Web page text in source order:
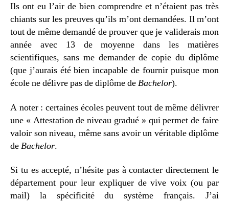
Ils ont eu l’air de bien comprendre et n’étaient pas très
chiants sur les preuves qu’ils m’ont demandées. Il m’ont
tout de même demandé de prouver que je validerais mon
année avec 13 de moyenne dans les matières
scientifiques, sans me demander de copie du diplôme
(que j’aurais été bien incapable de fournir puisque mon
école ne délivre pas de diplôme deBachelor).
A noter : certaines écoles peuvent tout de même délivrer
une « Attestation de niveau gradué » qui permet de faire
valoir son niveau, même sans avoir un véritable diplôme
deBachelor.
Si tu es accepté, n’hésite pas à contacter directement le
département pour leur expliquer de vive voix (ou par
mail) la spécificité du système français. J’ai